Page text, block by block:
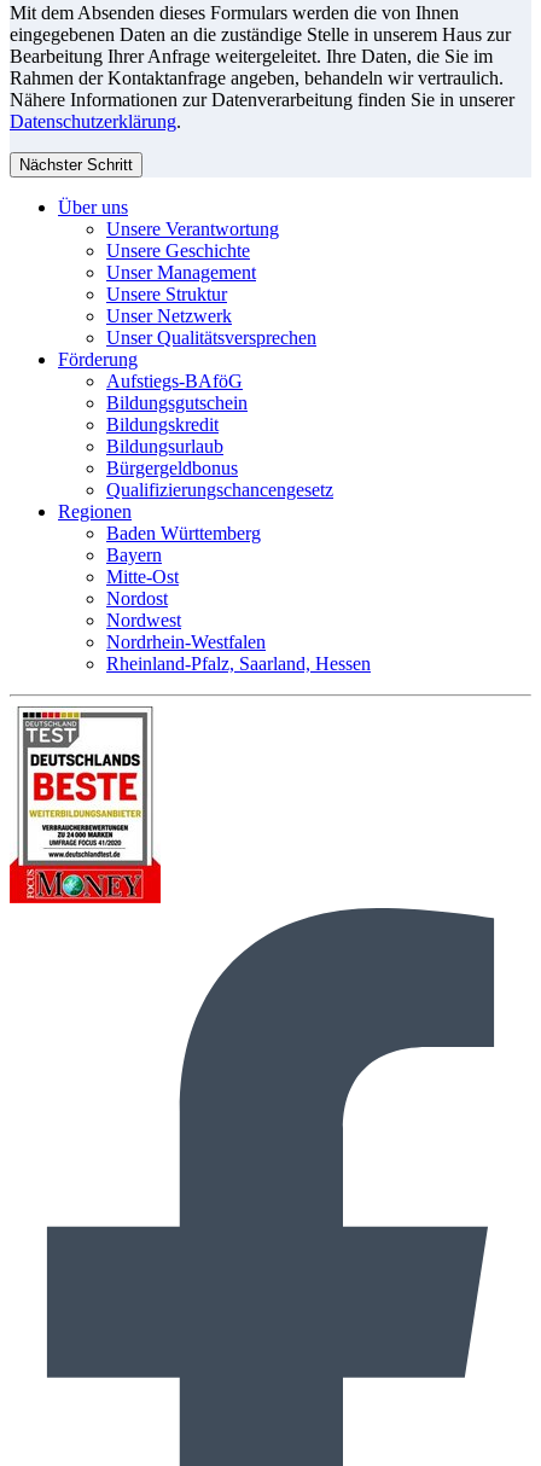
Mit dem Absenden dieses Formulars werden die von Ihnen
eingegebenen Daten an die zuständige Stelle in unserem Haus zur
Bearbeitung Ihrer Anfrage weitergeleitet. Ihre Daten, die Sie im
Rahmen der Kontaktanfrage angeben, behandeln wir vertraulich.
Nähere Informationen zur Datenverarbeitung finden Sie in unserer
Datenschutzerklärung.
Nächster Schritt
Über uns
Unsere Verantwortung
Unsere Geschichte
Unser Management
Unsere Struktur
Unser Netzwerk
Unser Qualitätsversprechen
Förderung
Aufstiegs-BAföG
Bildungsgutschein
Bildungskredit
Bildungsurlaub
Bürgergeldbonus
Qualifizierungschancengesetz
Regionen
Baden Württemberg
Bayern
Mitte-Ost
Nordost
Nordwest
Nordrhein-Westfalen
Rheinland-Pfalz, Saarland, Hessen